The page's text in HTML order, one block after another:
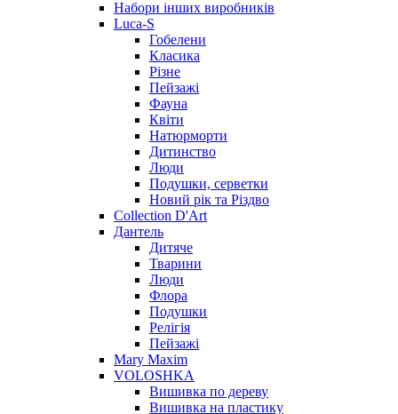
Набори інших виробників
Luca-S
Гобелени
Класика
Різне
Пейзажі
Фауна
Квіти
Натюрморти
Дитинство
Люди
Подушки, серветки
Новий рік та Різдво
Collection D'Art
Дантель
Дитяче
Тварини
Люди
Флора
Подушки
Релігія
Пейзажі
Mary Maxim
VOLOSHKA
Вишивка по дереву
Вишивка на пластику